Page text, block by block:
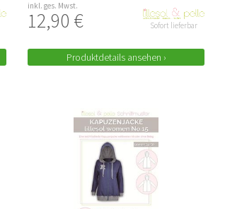
inkl. ges. Mwst.
12,90 € Sofort lieferbar
Produktdetails ansehen ›